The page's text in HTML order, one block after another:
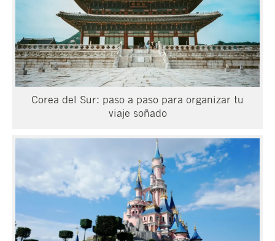
Corea del Sur: paso a paso para organizar tu
viaje soñado